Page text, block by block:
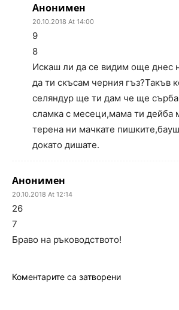
Анонимен
20.10.2018 At 14:00
9
8
Искаш ли да се видим още днес
да ти скъсам черния гъз?Такъв
селяндур ще ти дам че ще
сламка с месеци,мама ти дейба
терена ни мачкате
докато дишате.
Анонимен
20.10.2018 At 12:14
26
7
Браво на ръководството!
Коментарите са затворени